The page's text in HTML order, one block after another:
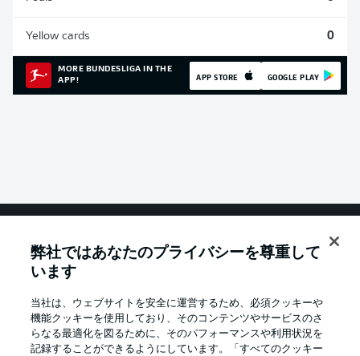
Yellow cards 0
MORE BUNDESLIGA IN THE
APP!
APP STORE GOOGLE PLAY
Football as it's meant to be
BUNDESLIGA APP
弊社ではあなたのプライバシーを尊重して
います
当社は、ウェブサイトを安全に運営するため、必須クッキーや
機能クッキーを使用しており、そのコンテンツやサービスのさ
らなる最適化を図るために、そのパフォーマンスや利用状況を
記録することができるようにしています。「すべてのクッキー